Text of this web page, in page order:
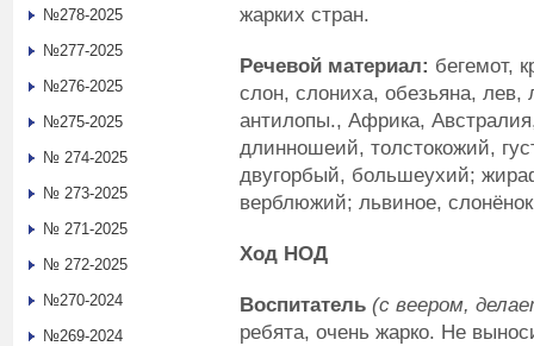
жарких стран.
Речевой материал: бегемот,
слон, слониха, обезьяна, лев,
антилопы., Африка,
длинношеий, толстокожий,
двугорбый, большеухий;
верблюжий; львиное,
Ход НОД
Воспитатель (с веером,
ребята, очень жарко. Не
№278-2025
№277-2025
№276-2025
№275-2025
№ 274-2025
№ 273-2025
№ 271-2025
№ 272-2025
№270-2024
№269-2024